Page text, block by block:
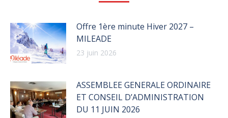
Offre 1ère minute Hiver 2027 –
MILEADE
23 juin 2026
ASSEMBLEE GENERALE ORDINAIRE
ET CONSEIL D’ADMINISTRATION
DU 11 JUIN 2026